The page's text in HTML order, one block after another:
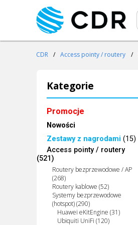
CDR / Access pointy / routery /
Kategorie
Promocje
Nowości
Zestawy z nagrodami (15)
Access pointy / routery
(521)
Routery bezprzewodowe / AP
(268)
Routery kablowe (52)
Systemy bezprzewodowe
(hotspot) (290)
Huawei eKitEngine (31)
Ubiquiti UniFi (120)